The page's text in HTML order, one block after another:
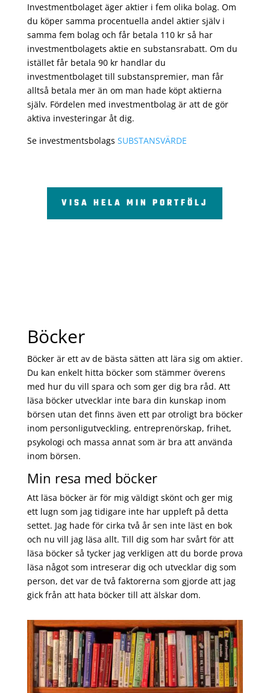
Investmentbolaget äger aktier i fem olika bolag. Om
du köper samma procentuella andel aktier själv i
samma fem bolag och får betala 110 kr så har
investmentbolagets aktie en substansrabatt. Om du
istället får betala 90 kr handlar du
investmentbolaget till substanspremier, man får
alltså betala mer än om man hade köpt aktierna
själv. Fördelen med investmentbolag är att de gör
aktiva investeringar åt dig.
Se investmentsbolags SUBSTANSVÄRDE
VISA HELA MIN PORTFÖLJ
Böcker
Böcker är ett av de bästa sätten att lära sig om aktier.
Du kan enkelt hitta böcker som stämmer överens
med hur du vill spara och som ger dig bra råd. Att
läsa böcker utvecklar inte bara din kunskap inom
börsen utan det finns även ett par otroligt bra böcker
inom personligutveckling, entreprenörskap, frihet,
psykologi och massa annat som är bra att använda
inom börsen.
Min resa med böcker
Att läsa böcker är för mig väldigt skönt och ger mig
ett lugn som jag tidigare inte har uppleft på detta
settet. Jag hade för cirka två år sen inte läst en bok
och nu vill jag läsa allt. Till dig som har svårt för att
läsa böcker så tycker jag verkligen att du borde prova
läsa något som intreserar dig och utvecklar dig som
person, det var de två faktorerna som gjorde att jag
gick från att hata böcker till att älskar dom.